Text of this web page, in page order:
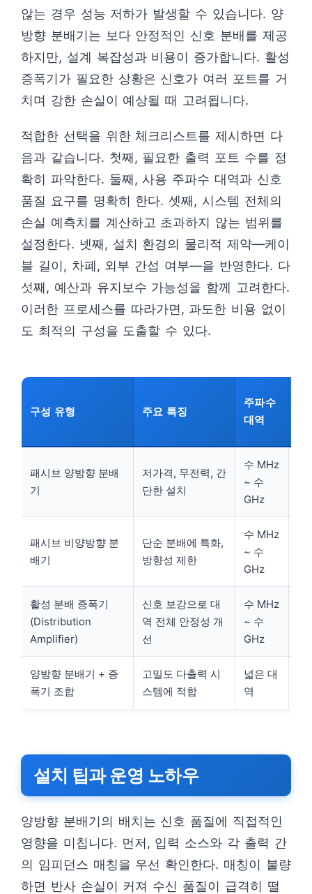
않는 경우 성능 저하가 발생할 수 있습니다. 양
방향 분배기는 보다 안정적인 신호 분배를 제공
하지만, 설계 복잡성과 비용이 증가합니다. 활성
증폭기가 필요한 상황은 신호가 여러 포트를 거
치며 강한 손실이 예상될 때 고려됩니다.
적합한 선택을 위한 체크리스트를 제시하면 다
음과 같습니다. 첫째, 필요한 출력 포트 수를 정
확히 파악한다. 둘째, 사용 주파수 대역과 신호
품질 요구를 명확히 한다. 셋째, 시스템 전체의
손실 예측치를 계산하고 초과하지 않는 범위를
설정한다. 넷째, 설치 환경의 물리적 제약—케이
블 길이, 차폐, 외부 간섭 여부—을 반영한다. 다
섯째, 예산과 유지보수 가능성을 함께 고려한다.
이러한 프로세스를 따라가면, 과도한 비용 없이
도 최적의 구성을 도출할 수 있다.
구성 유형 주요 특징
주파수
대역
패시브 양방향 분배
기
저가격, 무전력, 간
단한 설치
수 MHz
~ 수
GHz
패시브 비양방향 분
배기
단순 분배에 특화,
방향성 제한
수 MHz
~ 수
GHz
활성 분배 증폭기
(Distribution
Amplifier)
신호 보강으로 대
역 전체 안정성 개
선
수 MHz
~ 수
GHz
양방향 분배기 + 증
폭기 조합
고밀도 다출력 시
스템에 적합
넓은 대
역
설치 팁과 운영 노하우
양방향 분배기의 배치는 신호 품질에 직접적인
영향을 미칩니다. 먼저, 입력 소스와 각 출력 간
의 임피던스 매칭을 우선 확인한다. 매칭이 불량
하면 반사 손실이 커져 수신 품질이 급격히 떨